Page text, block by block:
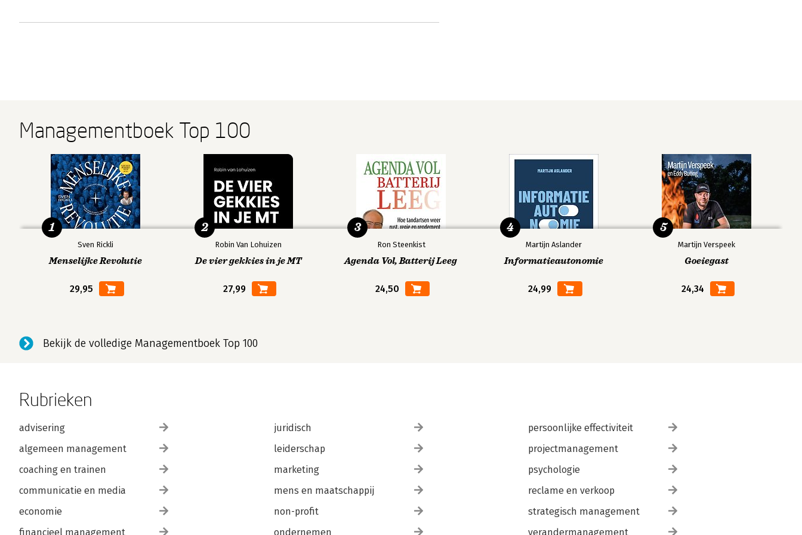
Managementboek Top 100
Sven Rickli
Menselijke Revolutie
29,95
1
Robin Van Lohuizen
De vier gekkies in je MT
27,99
2
Ron Steenkist
Agenda Vol, Batterij Leeg
24,50
3
Martijn Aslander
Informatieautonomie
24,99
4
Martijn Verspeek
Goeiegast
24,34
5
Bekijk de volledige Managementboek Top 100
Rubrieken
advisering
algemeen management
coaching en trainen
communicatie en media
economie
financieel management
juridisch
leiderschap
marketing
mens en maatschappij
non-profit
ondernemen
persoonlijke effectiviteit
projectmanagement
psychologie
reclame en verkoop
strategisch management
verandermanagement